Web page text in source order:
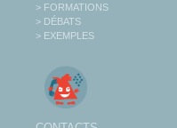
> FORMATIONS
> DÉBATS
> EXEMPLES